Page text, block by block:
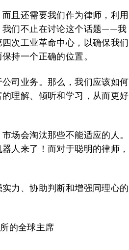
且还需要我们作为律师，利用
我们不止在讨论这个话题——我
次工业革命中心，以确保我们
持一个正确的位置。
司业务。那么，我们应该如何
理解、倾听和学习，从而更好
场会淘汰那些不能适应的人。
人来了！而对于聪明的律师，
力、协助判断和增强同理心的
的全球主席